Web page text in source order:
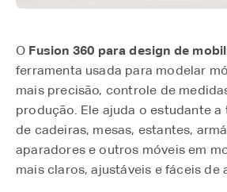
O Fusion 360 para design de
ferramenta usada para modelar
mais precisão, controle de
produção. Ele ajuda o estudante
de cadeiras, mesas, estantes,
aparadores e outros móveis em
mais claros, ajustáveis e fáceis de